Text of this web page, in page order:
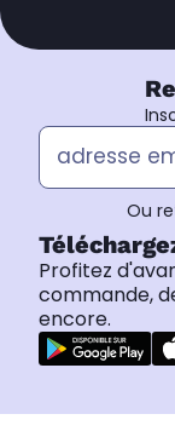
Ou
Profitez
commande,
encore.